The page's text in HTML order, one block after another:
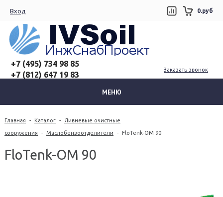
Вход 0.руб
+7 (495) 734 98 85
+7 (812) 647 19 83
Заказать звонок
МЕНЮ
Главная - Каталог - Ливневые очистные
сооружения - Маслобензоотделители - FloTenk-OM 90
FloTenk-OM 90